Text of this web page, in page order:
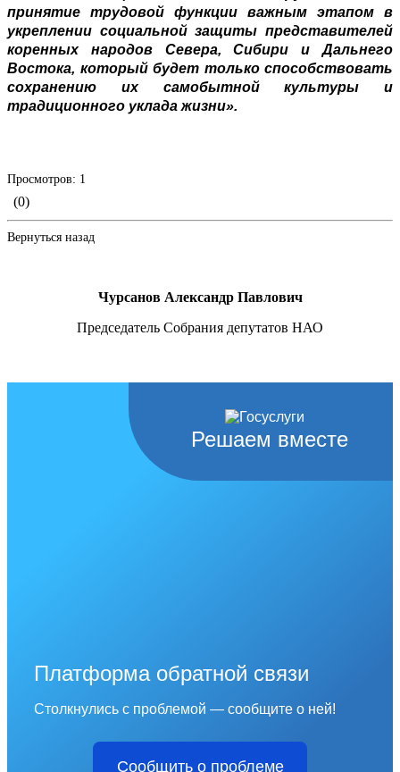
принятие трудовой функции важным этапом в
укреплении социальной защиты представителей
коренных народов Севера, Сибири и Дальнего
Востока, который будет только способствовать
сохранению их самобытной культуры и
традиционного уклада жизни».
Просмотров: 1
(0)
Вернуться назад
Чурсанов Александр Павлович
Председатель Собрания депутатов НАО
Решаем вместе
Платформа обратной связи
Столкнулись с проблемой — сообщите о ней!
Сообщить о проблеме